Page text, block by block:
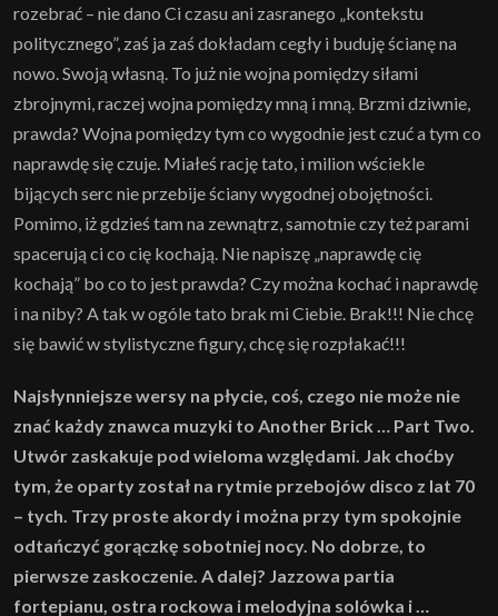
rozebrać – nie dano Ci czasu ani zasranego „kontekstu
politycznego”, zaś ja zaś dokładam cegły i buduję ścianę na
nowo. Swoją własną. To już nie wojna pomiędzy siłami
zbrojnymi, raczej wojna pomiędzy mną i mną. Brzmi dziwnie,
prawda? Wojna pomiędzy tym co wygodnie jest czuć a tym co
naprawdę się czuje. Miałeś rację tato, i milion wściekle
bijących serc nie przebije ściany wygodnej obojętności.
Pomimo, iż gdzieś tam na zewnątrz, samotnie czy też parami
spacerują ci co cię kochają. Nie napiszę „naprawdę cię
kochają” bo co to jest prawda? Czy można kochać i naprawdę
i na niby? A tak w ogóle tato brak mi Ciebie. Brak!!! Nie chcę
się bawić w stylistyczne figury, chcę się rozpłakać!!!
Najsłynniejsze wersy na płycie, coś, czego nie może nie
znać każdy znawca muzyki to Another Brick … Part Two.
Utwór zaskakuje pod wieloma względami. Jak choćby
tym, że oparty został na rytmie przebojów disco z lat 70
– tych. Trzy proste akordy i można przy tym spokojnie
odtańczyć gorączkę sobotniej nocy. No dobrze, to
pierwsze zaskoczenie. A dalej? Jazzowa partia
fortepianu, ostra rockowa i melodyjna solówka i …